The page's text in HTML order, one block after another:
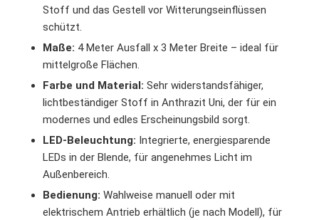
Stoff und das Gestell vor Witterungseinflüssen
schützt.
Maße: 4 Meter Ausfall x 3 Meter Breite – ideal für
mittelgroße Flächen.
Farbe und Material: Sehr widerstandsfähiger,
lichtbeständiger Stoff in Anthrazit Uni, der für ein
modernes und edles Erscheinungsbild sorgt.
LED-Beleuchtung: Integrierte, energiesparende
LEDs in der Blende, für angenehmes Licht im
Außenbereich.
Bedienung: Wahlweise manuell oder mit
elektrischem Antrieb erhältlich (je nach Modell), für